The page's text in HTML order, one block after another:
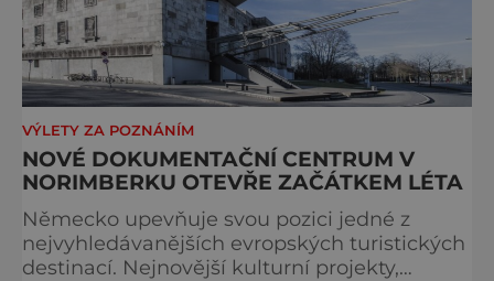
VÝLETY ZA POZNÁNÍM
NOVÉ DOKUMENTAČNÍ CENTRUM V
NORIMBERKU OTEVŘE ZAČÁTKEM LÉTA
Německo upevňuje svou pozici jedné z
nejvyhledávanějších evropských turistických
destinací. Nejnovější kulturní projekty,